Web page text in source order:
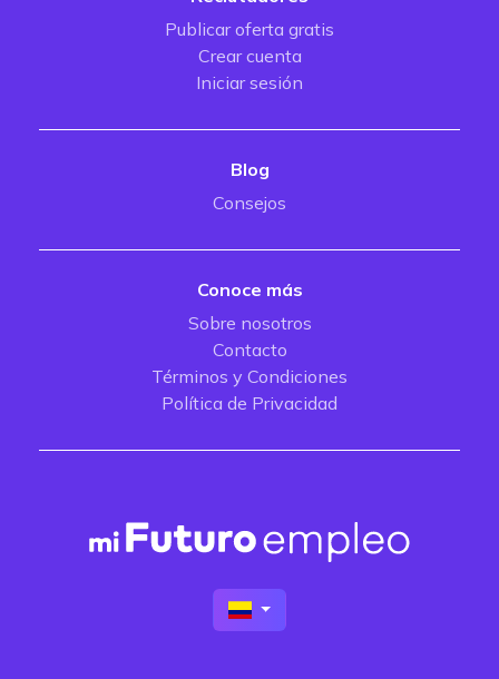
Publicar oferta gratis
Crear cuenta
Iniciar sesión
Blog
Consejos
Conoce más
Sobre nosotros
Contacto
Términos y Condiciones
Política de Privacidad